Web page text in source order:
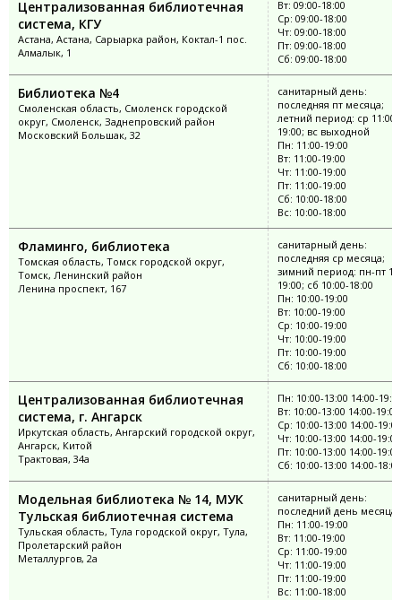
Централизованная библиотечная
система, КГУ
Астана, Астана, Сарыарка район, Коктал-1 пос.
Алмалык, 1
Вт: 09:00-18:00
Ср: 09:00-18:00
Чт: 09:00-18:00
Пт: 09:00-18:00
Сб: 09:00-18:00
Библиотека №4
Смоленская область, Смоленск городской
округ, Смоленск, Заднепровский район
Московский Большак, 32
санитарный день:
последняя пт месяца;
летний период: ср 11:00-
19:00; вс выходной
Пн: 11:00-19:00
Вт: 11:00-19:00
Чт: 11:00-19:00
Пт: 11:00-19:00
Сб: 10:00-18:00
Вс: 10:00-18:00
Фламинго, библиотека
Томская область, Томск городской округ,
Томск, Ленинский район
Ленина проспект, 167
санитарный день:
последняя ср месяца;
зимний период: пн-пт
19:00; сб 10:00-18:00
Пн: 10:00-19:00
Вт: 10:00-19:00
Ср: 10:00-19:00
Чт: 10:00-19:00
Пт: 10:00-19:00
Сб: 10:00-18:00
Централизованная библиотечная
система, г. Ангарск
Иркутская область, Ангарский городской округ,
Ангарск, Китой
Трактовая, 34а
Пн: 10:00-13:00 14:00-
Вт: 10:00-13:00 14:00-19:00
Ср: 10:00-13:00 14:00-19:00
Чт: 10:00-13:00 14:00-19:00
Пт: 10:00-13:00 14:00-19:00
Сб: 10:00-13:00 14:00-18:00
Модельная библиотека № 14, МУК
Тульская библиотечная система
Тульская область, Тула городской округ, Тула,
Пролетарский район
Металлургов, 2а
санитарный день:
последний день месяца
Пн: 11:00-19:00
Вт: 11:00-19:00
Ср: 11:00-19:00
Чт: 11:00-19:00
Пт: 11:00-19:00
Вс: 11:00-18:00